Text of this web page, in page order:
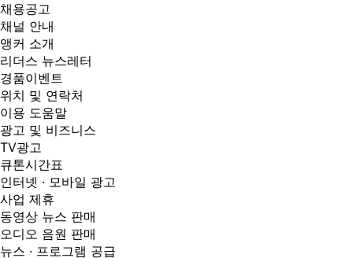
채용공고
채널 안내
앵커 소개
리더스 뉴스레터
경품이벤트
위치 및 연락처
이용 도움말
광고 및 비즈니스
TV광고
큐톤시간표
인터넷 · 모바일 광고
사업 제휴
동영상 뉴스 판매
오디오 음원 판매
뉴스 · 프로그램 공급